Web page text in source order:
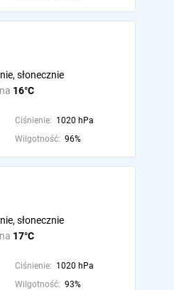
16°C
słonecznie
Ciśnienie: 1020 hPa
Wilgotność: 96%
17°C
słonecznie
Ciśnienie: 1020 hPa
Wilgotność: 93%